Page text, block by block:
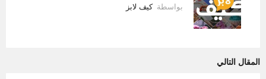
بواسطة كيف لابز
المقال التالي